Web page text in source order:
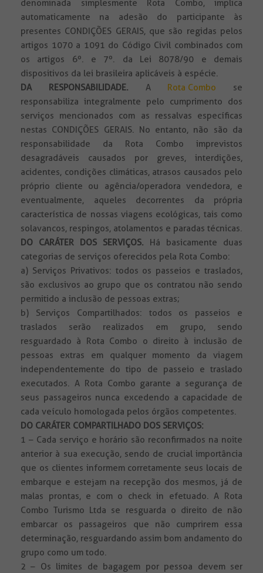
denominada simplesmente Rota Combo, implica
automaticamente na adesão do participante às
presentes CONDIÇÕES GERAIS, que são regidas pelos
artigos 1070 a 1091 do Código Civil combinados com
os artigos 6º. e 7º. da Lei 8078/90 e demais
dispositivos da lei brasileira aplicáveis à espécie.
DA RESPONSABILIDADE. A Rota Combo se
responsabiliza integralmente pelo cumprimento dos
serviços mencionados com as ressalvas específicas
nestas CONDIÇÕES GERAIS. No entanto, não são da
responsabilidade da Rota Combo imprevistos
desagradáveis causados por greves, interdições,
acidentes, condições climáticas, atrasos causados pelo
próprio cliente ou agência/operadora vendedora, e
eventualmente, aqueles decorrentes da própria
característica de nossas viagens ecológicas, tais como
solavancos, respingos, atolamentos e paradas técnicas.
DO CARÁTER DOS SERVIÇOS. Há basicamente duas
categorias de serviços oferecidos pela Rota Combo:
a) Serviços Privativos: todos os passeios e traslados,
são exclusivos ao grupo que os contratou não sendo
permitido a inclusão de pessoas extras;
b) Serviços Compartilhados: todos os passeios e
traslados serão realizados em grupo, sendo
resguardado à Rota Combo o direito à inclusão de
pessoas extras em qualquer momento da viagem
independentemente do tipo de passeio e traslado
executados. A Rota Combo garante a segurança de
seus passageiros nunca excedendo a capacidade de
cada veículo homologada pelos órgãos competentes.
DO CARÁTER COMPARTILHADO DOS SERVIÇOS:
1 – Cada serviço e horário são reconfirmados na noite
anterior à sua execução, sendo de crucial importância
que os clientes informem corretamente seus locais de
embarque e estejam na recepção dos mesmos, já de
malas prontas, e com o check in efetuado. A Rota
Combo Turismo Ltda se resguarda o direito de não
embarcar os passageiros que não cumprirem essa
determinação, resguardando assim bom andamento do
grupo como um todo.
2 – Os limites de bagagem por pessoa devem ser